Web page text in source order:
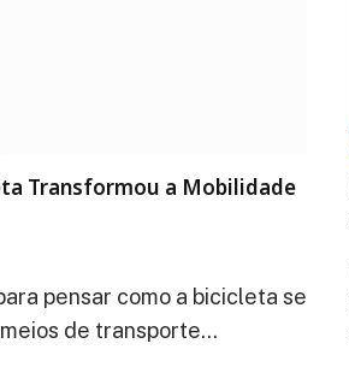
Transformou a Mobilidade
pensar como a bicicleta se
de transporte…